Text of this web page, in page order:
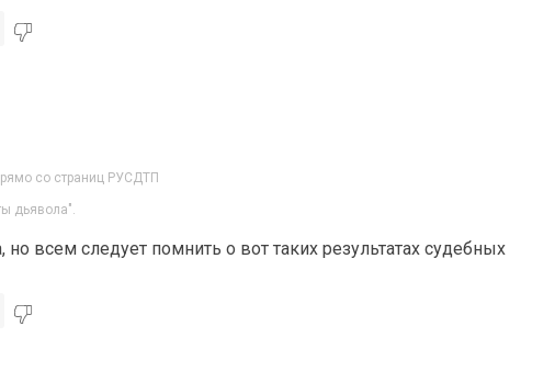
со страниц РУСДТП
дьявола".
но всем следует помнить о вот таких результатах судебных